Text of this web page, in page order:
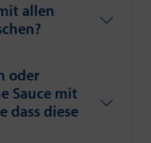
allen
oder
Sauce mit
dass diese